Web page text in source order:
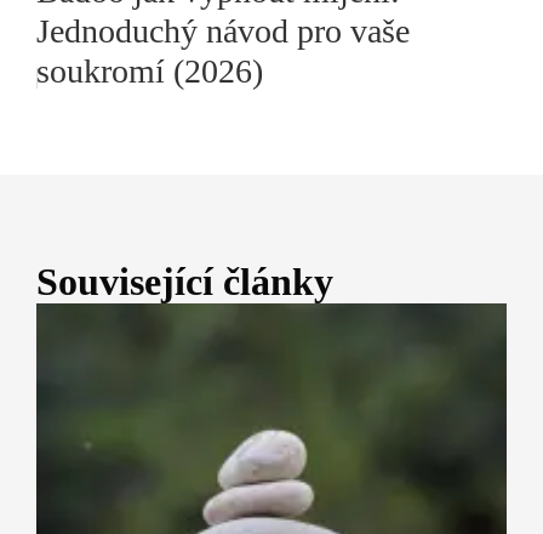
Jednoduchý návod pro vaše
soukromí (2026)
Související články